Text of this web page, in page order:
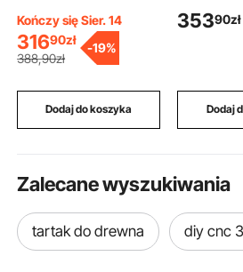
czytania, prostokątny
stół roboczy z płyty
MDF z półką do biura i
pokoju do nauki, biały
Kończy się Sier. 14
31690zł
388,90zł
-19%
Dodaj do koszyka
potraw z
półką do
zewnątrz
35390zł
Dodaj
Zalecane wyszukiwania
tartak do drewna diy cnc